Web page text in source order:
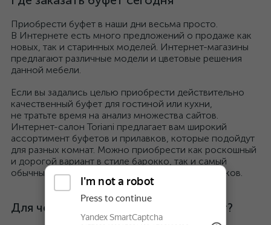
Приобрести буфет в наши дни весьма просто.
В Интернете есть много предложений о продаже как
новых, так и старинных моделей. Интернет-магазины
предлагают различные модели и цветовые решения
данной мебели.
Если вы задались целью приобрести действительно
качественный буфет для гостиной или кухни,
не тратьте время на анализ множества сайтов.
Интернет-салон Toriani предлагает вам широкий
ассортимент буфетов и прилавков, которые подойдут
для разных комнат. Можно приобрести как роскошный
и дорогой вариант в стиле барокко, так и самый
обычный, но не менее стильный буфет без изысков.
Для чего можно использовать буфет?